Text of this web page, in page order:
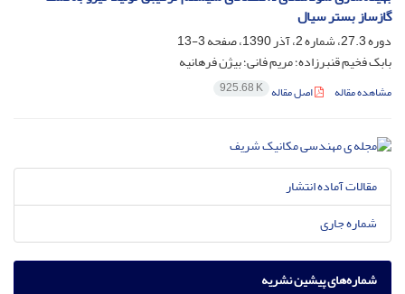
گازساز بستر سیال
دوره 27.3، شماره 2، آذر 1390، صفحه
3-13
بابک فخیم قنبرزاده؛ مریم فانی؛ بیژن فرهانیه
مشاهده مقاله اصل مقاله 925.68 K
مقالات آماده انتشار
شماره جاری
شماره‌های پیشین نشریه